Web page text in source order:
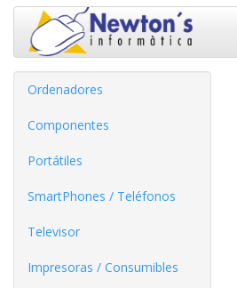
Ordenadores
Componentes
Portátiles
SmartPhones / Teléfonos
Televisor
Impresoras / Consumibles